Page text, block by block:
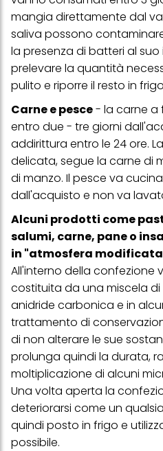
mangia direttamente dal
saliva possono
la presenza di batteri al
prelevare la quantità
pulito e riporre il resto in
Carne e pesce- la carne a
entro due - tre giorni
addirittura entro le 24 ore.
delicata, segue la carne di
di manzo. Il pesce va
dall'acquisto e non va
Alcuni prodotti come
salumi, carne, pane o
in "atmosfera
All'interno della confezione
costituita da una miscela
anidride carbonica e in
trattamento di
di non alterare le sue
prolunga quindi la durata,
moltiplicazione di alcuni
Una volta aperta la
deteriorarsi come un
quindi posto in frigo e
possibile.